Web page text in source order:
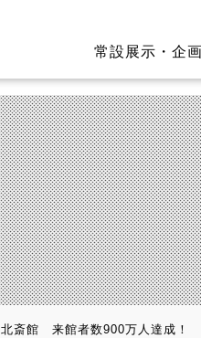
常設展示・企
北斎館 来館者数900万人達成！